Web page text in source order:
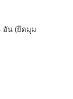
อัน (ยึดมุม